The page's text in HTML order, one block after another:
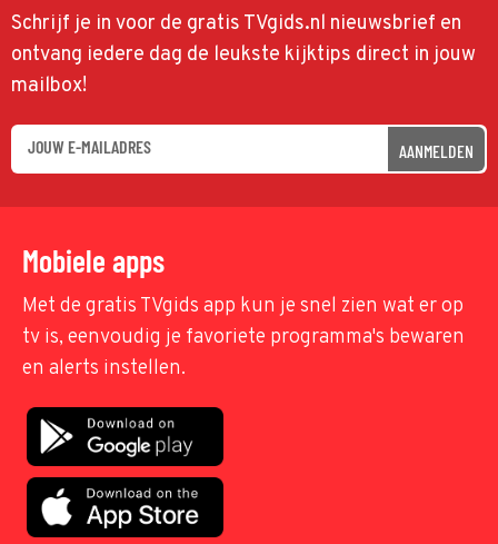
Schrijf je in voor de gratis TVgids.nl nieuwsbrief en
ontvang iedere dag de leukste kijktips direct in jouw
mailbox!
AANMELDEN
Mobiele apps
Met de gratis TVgids app kun je snel zien wat er op
tv is, eenvoudig je favoriete programma's bewaren
en alerts instellen.